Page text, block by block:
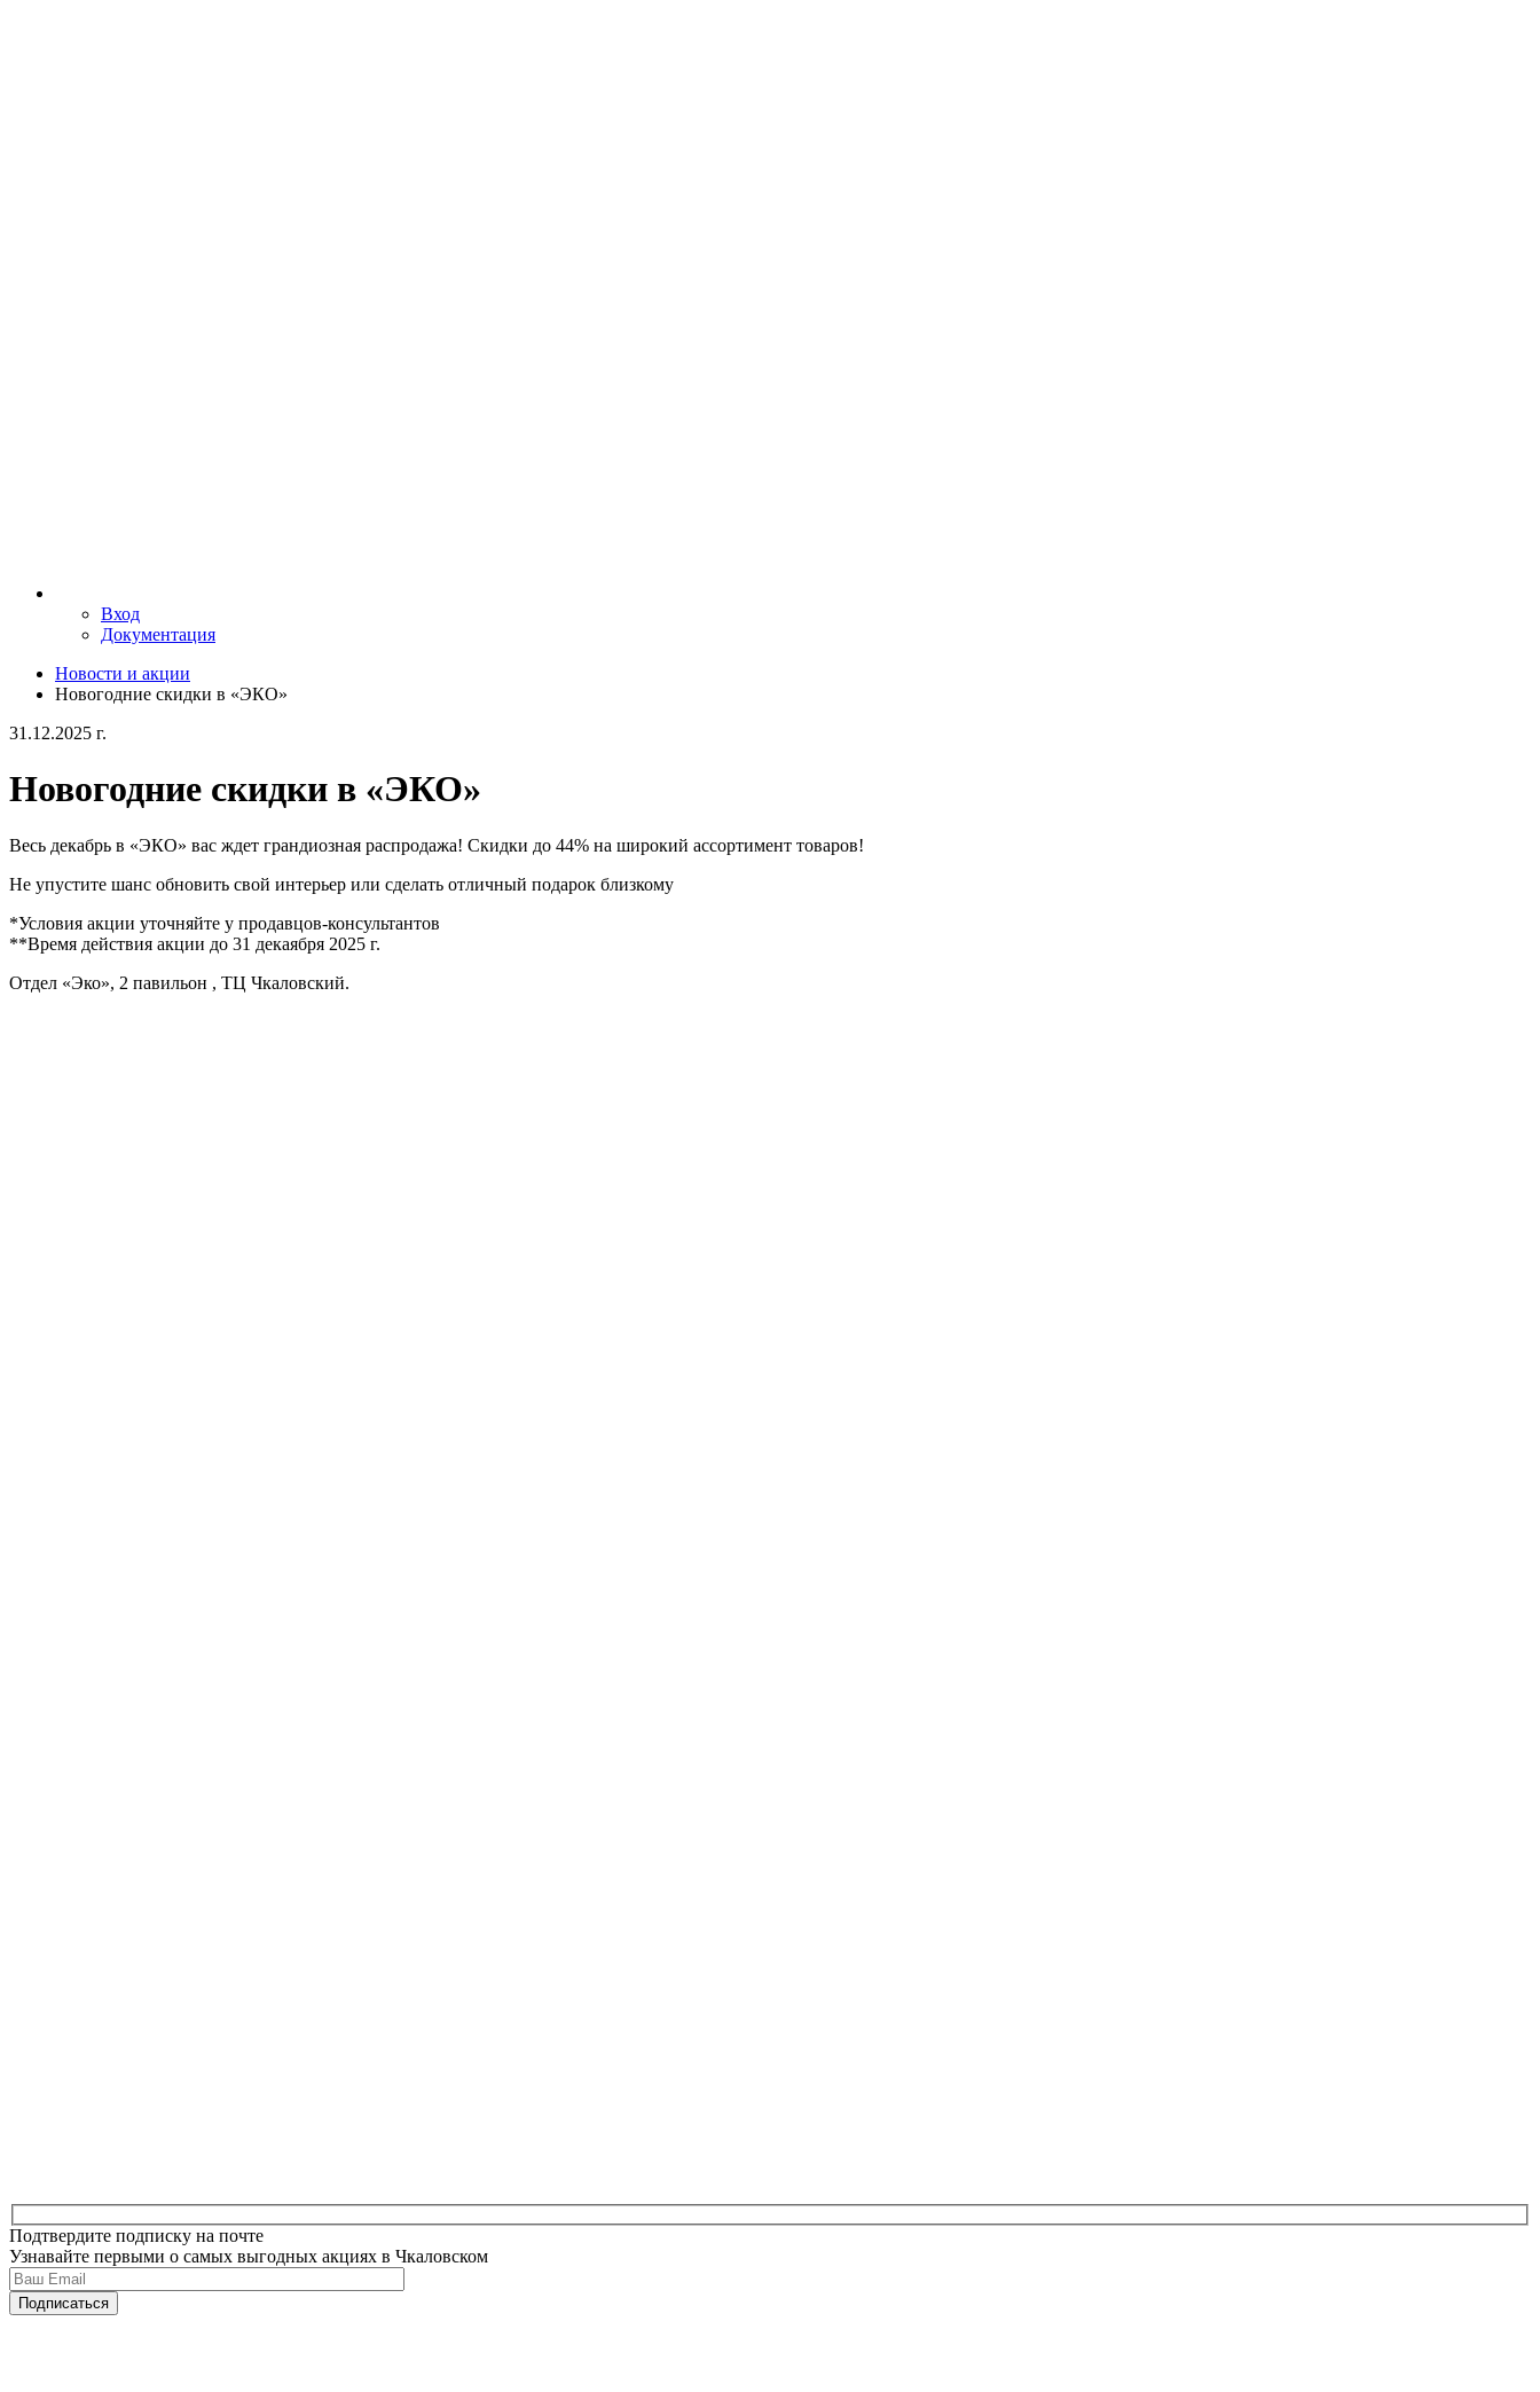
Вход
Документация
Новости и акции
Новогодние скидки в «ЭКО»
31.12.2025 г.
Новогодние скидки в «ЭКО»
Весь декабрь в «ЭКО» вас ждет грандиозная распродажа! Скидки до 44% на широкий ассортимент товаров!
Не упустите шанс обновить свой интерьер или сделать отличный подарок близкому
*Условия акции уточняйте у продавцов-консультантов
**Время действия акции до 31 декаября 2025 г.
Отдел «Эко», 2 павильон , ТЦ Чкаловский.
Подтвердите подписку на почте
Узнавайте первыми о самых выгодных акциях в Чкаловском